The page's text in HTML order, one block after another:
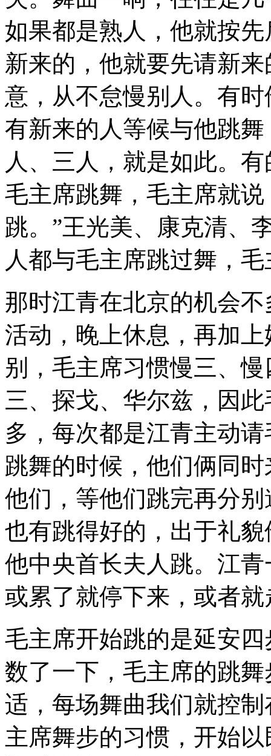
如果都是熟人，他就按
新来的，他就要先请新
意，从不怠慢别人。有
有新来的人等候与他跳
人、三人，就是如此。
毛主席跳舞，毛主席就
跳。”王光美、康克清、
人都与毛主席跳过舞，
那时江青在北京的机会
活动，晚上休息，再加
别，毛主席习惯慢三、
三、探戈、华尔兹，因
多，每次都是江青主动
跳舞的时候，他们俩同
他们，等他们跳完再分
也有跳得好的，出于礼
他中央首长夫人跳。江
或累了就停下来，或者
毛主席开始跳的是延安
数了一下，毛主席的跳
适，每场舞曲我们就控
主席舞步的习惯，开始